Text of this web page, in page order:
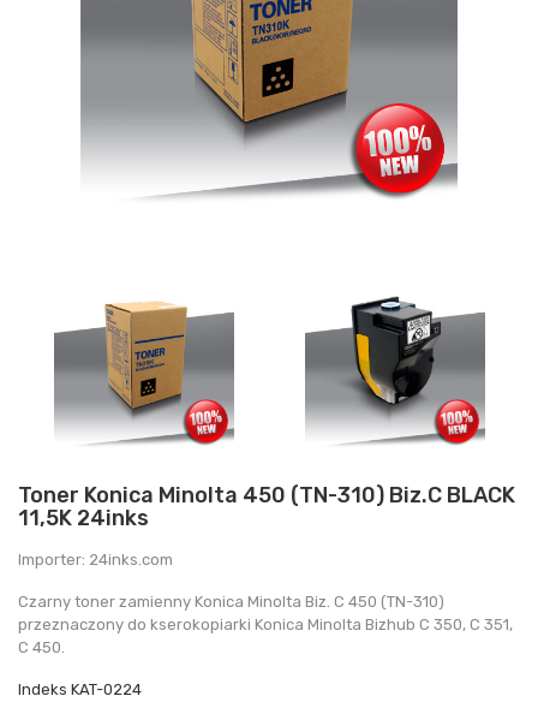
Toner Konica Minolta 450 (TN-310) Biz.C BLACK
11,5K 24inks
Importer: 24inks.com
Czarny toner zamienny Konica Minolta Biz. C 450 (TN-310)
przeznaczony do kserokopiarki Konica Minolta Bizhub C 350, C 351,
C 450.
Indeks KAT-0224